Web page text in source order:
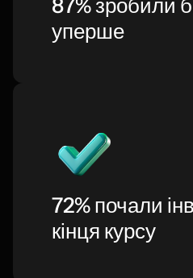
87% зробили
уперше
72% почали
кінця курсу